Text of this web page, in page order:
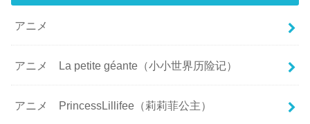
アニメ
アニメ La petite géante（小小世界历险记）
アニメ PrincessLillifee（莉莉菲公主）